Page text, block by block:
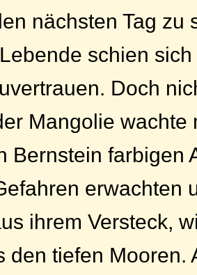
nächsten Tag zu
schien
Doch
Mangolie wachte
Bernstein farbigen
erwachten
ihrem Versteck,
den tiefen Mooren.